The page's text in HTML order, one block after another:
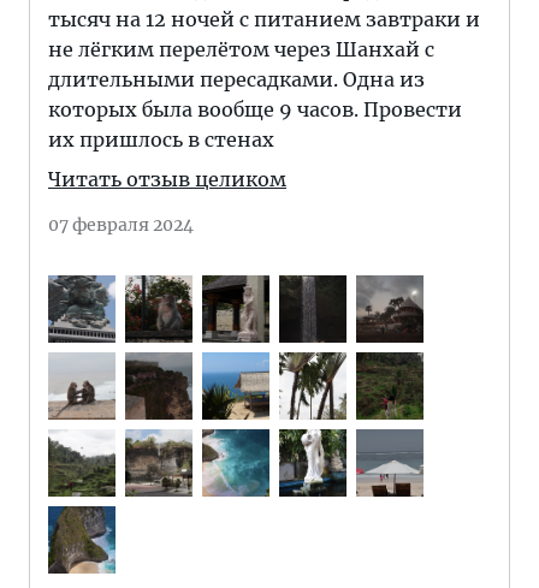
тысяч на 12 ночей с питанием завтраки и
не лёгким перелётом через Шанхай с
длительными пересадками. Одна из
которых была вообще 9 часов. Провести
их пришлось в стенах
Читать отзыв целиком
07 февраля 2024